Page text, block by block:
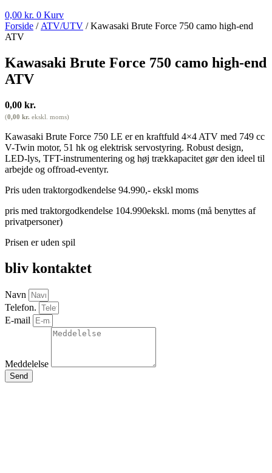
0,00 kr. 0 Kurv
Forside / ATV/UTV / Kawasaki Brute Force 750 camo high-end
ATV
Kawasaki Brute Force 750 camo high-end
ATV
0,00 kr.
(0,00 kr. ekskl. moms)
Kawasaki Brute Force 750 LE er en kraftfuld 4×4 ATV med 749 cc
V-Twin motor, 51 hk og elektrisk servostyring. Robust design,
LED-lys, TFT-instrumentering og høj trækkapacitet gør den ideel til
arbejde og offroad-eventyr.
Pris uden traktorgodkendelse 94.990,- ekskl moms
pris med traktorgodkendelse 104.990ekskl. moms (må benyttes af
privatpersoner)
Prisen er uden spil
bliv kontaktet
Navn
Telefon.
E-mail
Meddelelse
Send